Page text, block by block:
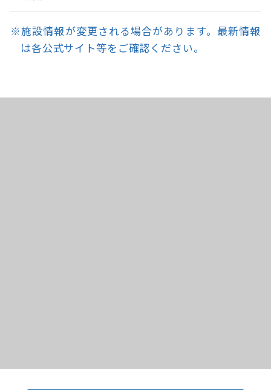
※施設情報が変更される場合があります。最新情報
は各公式サイト等をご確認ください。